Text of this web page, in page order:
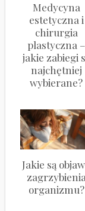
Medycyna
estetyczna i
chirurgia
plastyczna –
jakie zabiegi
najchętniej
wybierane?
Jakie są
zagrzybienia
organizmu?